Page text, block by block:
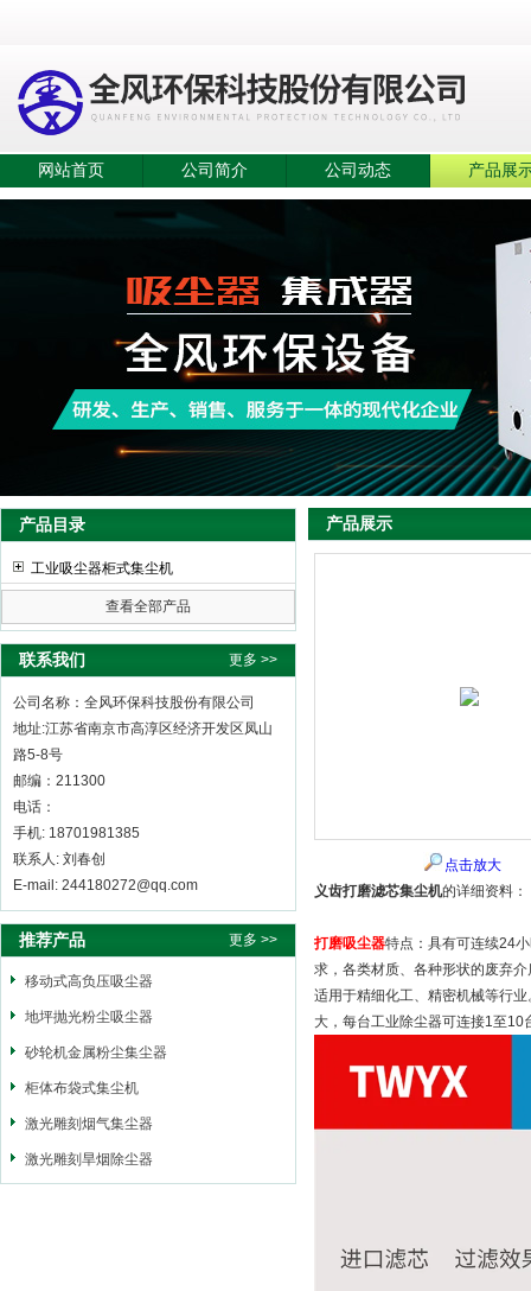
网站首页 公司简介 公司动态 产品展
产品目录
工业吸尘器柜式集尘机
查看全部产品
联系我们 更多 >>
公司名称：全风环保科技股份有限公司
地址:江苏省南京市高淳区经济开发区凤山
路5-8号
邮编：211300
电话：
手机: 18701981385
联系人: 刘春创
E-mail: 244180272@qq.com
推荐产品 更多 >>
移动式高负压吸尘器
地坪抛光粉尘吸尘器
砂轮机金属粉尘集尘器
柜体布袋式集尘机
激光雕刻烟气集尘器
激光雕刻旱烟除尘器
产品展示
点击放大
义齿打磨滤芯集尘机的详细资料：
打磨吸尘器特点：具有可连续24
求，各类材质、各种形状的废弃
适用于精细化工、精密机械等行
大，每台工业除尘器可连接1至